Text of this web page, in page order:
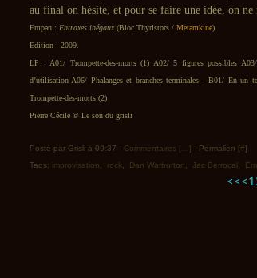
au final on hésite, et pour se faire une idée, on
Empan : Entraxes inégaux(Bloc Thyristors / Metamkine)
Edition : 2009.
LP : A01/ Trompette-des-morts (1) A02/ 5 figures possibles
d’utilisation A06/ Phalanges et branches terminales - B01/ En
Trompette-des-morts (2)
Pierre Cécile © Le son du grisli
Posté par Grisli à 09:37 - Commentaires [ ] - Permalien [#]
Tags: improvisation rock Dan Warburton Jac Berrocal
<< < 1